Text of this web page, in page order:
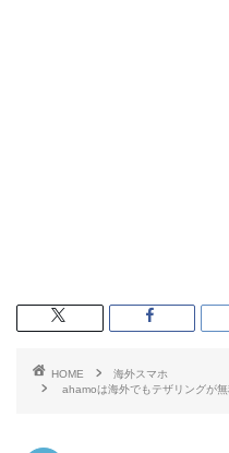
HOME
海外スマホ
ahamoは海外でもテザリングが